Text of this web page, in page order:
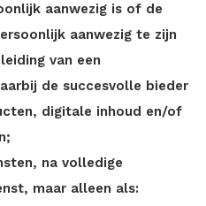
aanwezig is of de
aanwezig te zijn
van een
de succesvolle bieder
digitale inhoud en/of
na volledige
maar alleen als: